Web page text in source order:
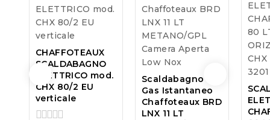
CHAFFOTEAUX
SCALDABAGNO
ELETTRICO mod.
CHX 80/2 EU
verticale
Scaldabagno A
Gas Istantaneo
Chaffoteaux BRD
LNX 11 LT